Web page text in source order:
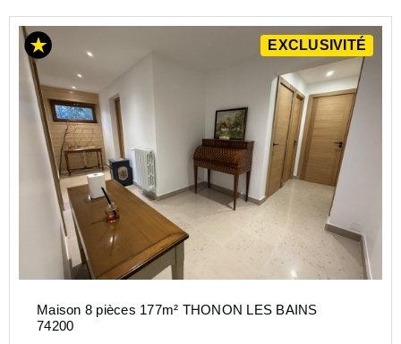
EXCLUSIVITÉ
Maison 8 pièces 177m² THONON LES BAINS
74200